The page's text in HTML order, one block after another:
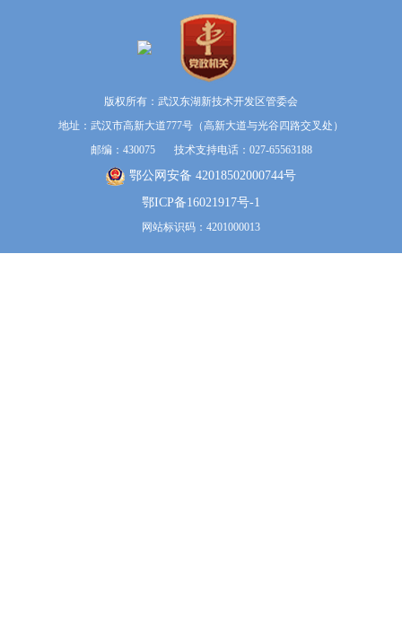
版权所有：武汉东湖新技术开发区管委会
地址：武汉市高新大道777号（高新大道与光谷四路交叉处）
邮编：430075 技术支持电话：027-65563188
鄂公网安备 42018502000744号
鄂ICP备16021917号-1
网站标识码：4201000013